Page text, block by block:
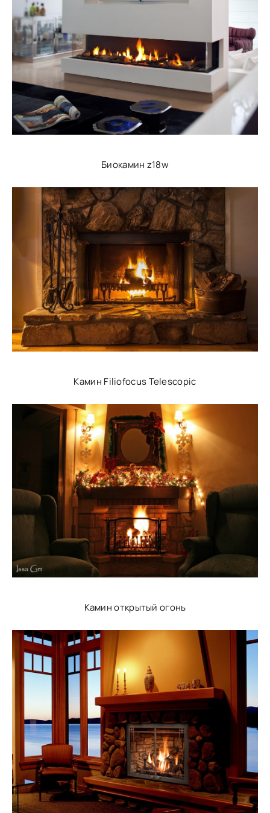
Биокамин z18w
Камин Filiofocus Telescopic
Камин открытый огонь